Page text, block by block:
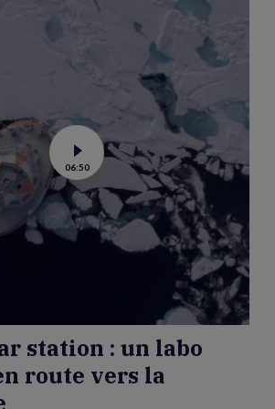
Voir
la
vidéo
de
Tara
Polar
station
:
la
06:50
station : un labo
route vers la